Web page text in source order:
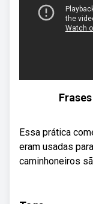
Essa prática
eram usadas
caminhoneiros